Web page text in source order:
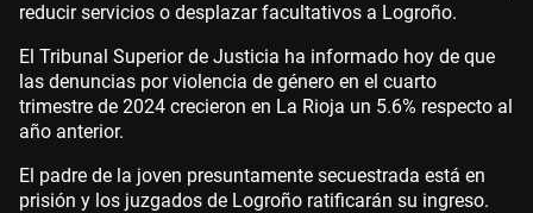
reducir servicios o desplazar facultativos a Logroño.
El Tribunal Superior de Justicia ha informado hoy de que
las denuncias por violencia de género en el cuarto
trimestre de 2024 crecieron en La Rioja un 5.6% respecto al
año anterior.
El padre de la joven presuntamente secuestrada está en
prisión y los juzgados de Logroño ratificarán su ingreso.